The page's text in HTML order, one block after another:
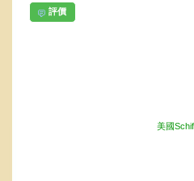
評價
美國